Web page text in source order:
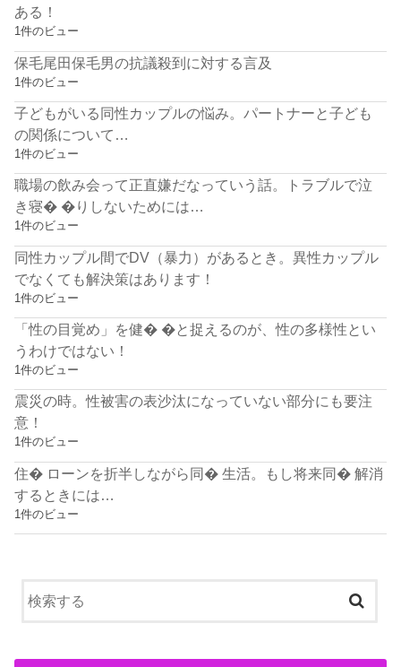
ある！
1件のビュー
保毛尾田保毛男の抗議殺到に対する言及
1件のビュー
子どもがいる同性カップルの悩み。パートナーと子ども
の関係について…
1件のビュー
職場の飲み会って正直嫌だなっていう話。トラブルで泣
き寝� �りしないためには…
1件のビュー
同性カップル間でDV（暴力）があるとき。異性カップル
でなくても解決策はあります！
1件のビュー
「性の目覚め」を健� �と捉えるのが、性の多様性とい
うわけではない！
1件のビュー
震災の時。性被害の表沙汰になっていない部分にも要注
意！
1件のビュー
住� ローンを折半しながら同� 生活。もし将来同� 解消
するときには…
1件のビュー